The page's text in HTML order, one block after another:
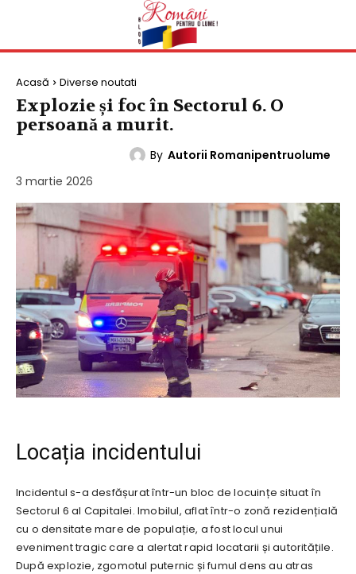
Acasă Diverse noutati
Explozie și foc în Sectorul 6. O
persoană a murit.
By Autorii Romanipentruolume
3 martie 2026
Locația incidentului
Incidentul s-a desfășurat într-un bloc de locuințe situat în
Sectorul 6 al Capitalei. Imobilul, aflat într-o zonă rezidențială
cu o densitate mare de populație, a fost locul unui
eveniment tragic care a alertat rapid locatarii și autoritățile.
După explozie, zgomotul puternic și fumul dens au atras